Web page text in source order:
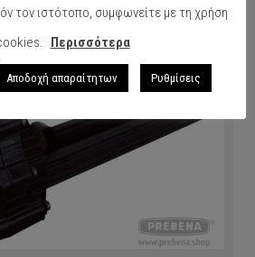
τον ιστότοπο, συμφωνείτε με τη χρήση
Περισσότερα
Αποδοχή απαραίτητων Ρυθμίσεις